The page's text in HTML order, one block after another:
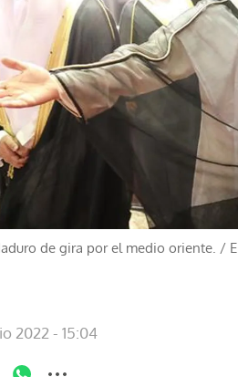
de gira por el medio oriente. /
2022 - 15:04